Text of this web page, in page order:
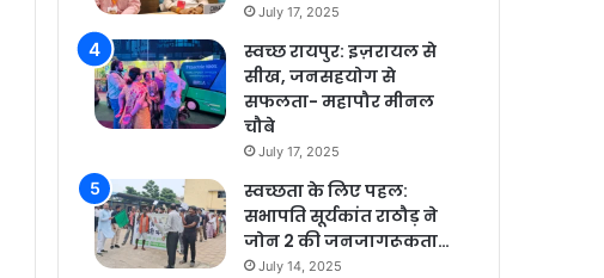
July 17, 2025
स्वच्छ रायपुर: इज़रायल से
सीख, जनसहयोग से
सफलता- महापौर मीनल
चौबे
July 17, 2025
स्वच्छता के लिए पहल:
सभापति सूर्यकांत राठौड़ ने
जोन 2 की जनजागरूकता…
July 14, 2025